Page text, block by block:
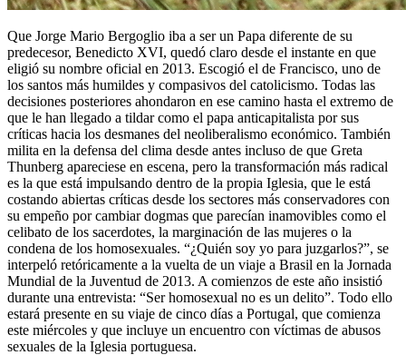
Que Jorge Mario Bergoglio iba a ser un Papa diferente de su
predecesor, Benedicto XVI, quedó claro desde el instante en que
eligió su nombre oficial en 2013. Escogió el de Francisco, uno de
los santos más humildes y compasivos del catolicismo. Todas las
decisiones posteriores ahondaron en ese camino hasta el extremo de
que le han llegado a tildar como el papa anticapitalista por sus
críticas hacia los desmanes del neoliberalismo económico. También
milita en la defensa del clima desde antes incluso de que Greta
Thunberg apareciese en escena, pero la transformación más radical
es la que está impulsando dentro de la propia Iglesia, que le está
costando abiertas críticas desde los sectores más conservadores con
su empeño por cambiar dogmas que parecían inamovibles como el
celibato de los sacerdotes, la marginación de las mujeres o la
condena de los homosexuales. “¿Quién soy yo para juzgarlos?”, se
interpeló retóricamente a la vuelta de un viaje a Brasil en la Jornada
Mundial de la Juventud de 2013. A comienzos de este año insistió
durante una entrevista: “Ser homosexual no es un delito”. Todo ello
estará presente en su viaje de cinco días a Portugal, que comienza
este miércoles y que incluye un encuentro con víctimas de abusos
sexuales de la Iglesia portuguesa.